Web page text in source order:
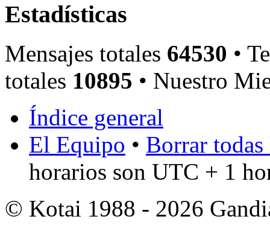
Estadísticas
Mensajes totales 64530 •
totales 10895 • Nuestro
Índice general
El Equipo • Borrar
horarios son UTC + 1
© Kotai 1988 - 2026